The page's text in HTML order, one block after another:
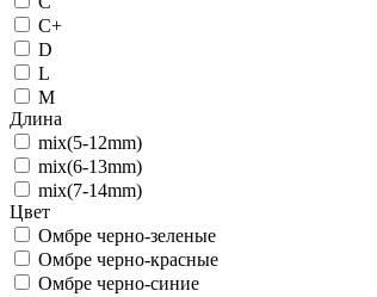
C+
D
L
M
Длина
mix(5-12mm)
mix(6-13mm)
mix(7-14mm)
Цвет
Омбре черно-зеленые
Омбре черно-красные
Омбре черно-синие